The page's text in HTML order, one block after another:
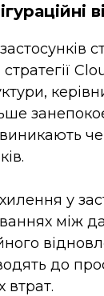
у
між
до
втрат.